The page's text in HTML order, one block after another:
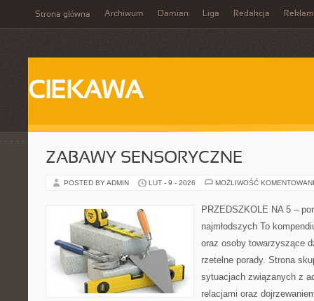
Strona główna Archiwum Damian Liga Redakcja
CIEKAWA
ZABAWY SENSORYCZNE
POSTED BY ADMIN LUT - 9 - 2026 MOŻLIWOŚĆ
PRZEDSZKOLE NA 5 –
najmłodszych To
oraz osoby towarzyszące
rzetelne porady. Strona
sytuacjach związanych z
relacjami oraz